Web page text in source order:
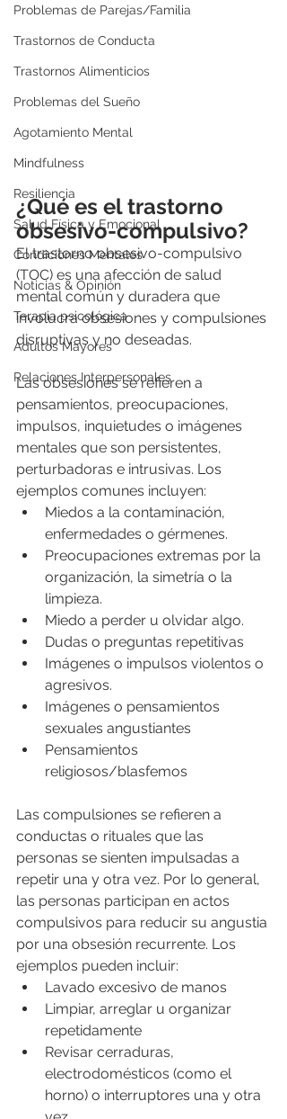
Problemas de Parejas/Familia
Trastornos de Conducta
Trastornos Alimenticios
Problemas del Sueño
Agotamiento Mental
Mindfulness
Resiliencia
Salud Física y Emocional
Condiciones Mentales
Noticias & Opinión
Terapia psicológica
Adultos Mayores
Relaciones Interpersonales
¿Qué es el trastorno
obsesivo-compulsivo?
El trastorno obsesivo-compulsivo
(TOC) es una afección de salud
mental común y duradera que
involucra obsesiones y compulsiones
disruptivas y no deseadas.
Las obsesiones se refieren a
pensamientos, preocupaciones,
impulsos, inquietudes o imágenes
mentales que son persistentes,
perturbadoras e intrusivas. Los
ejemplos comunes incluyen:
Miedos a la contaminación,
enfermedades o gérmenes.
Preocupaciones extremas por la
organización, la simetría o la
limpieza.
Miedo a perder u olvidar algo.
Dudas o preguntas repetitivas
Imágenes o impulsos violentos o
agresivos.
Imágenes o pensamientos
sexuales angustiantes
Pensamientos
religiosos/blasfemos
Las compulsiones se refieren a
conductas o rituales que las
personas se sienten impulsadas a
repetir una y otra vez. Por lo general,
las personas participan en actos
compulsivos para reducir su angustia
por una obsesión recurrente. Los
ejemplos pueden incluir:
Lavado excesivo de manos
Limpiar, arreglar u organizar
repetidamente
Revisar cerraduras,
electrodomésticos (como el
horno) o interruptores una y otra